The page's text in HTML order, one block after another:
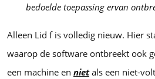
bedoelde toepassing ervan
Alleen Lid f is volledig nieuw. Hier
waarop de software ontbreekt ook
een machine en nietals een niet-